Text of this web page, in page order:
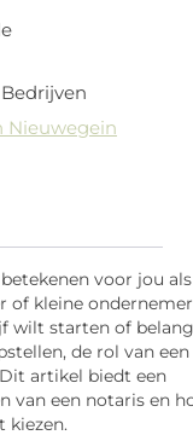
Nieuwegein
voor jou als
of kleine
wilt starten of
de rol van een
artikel biedt een
van een notaris en
kiezen.